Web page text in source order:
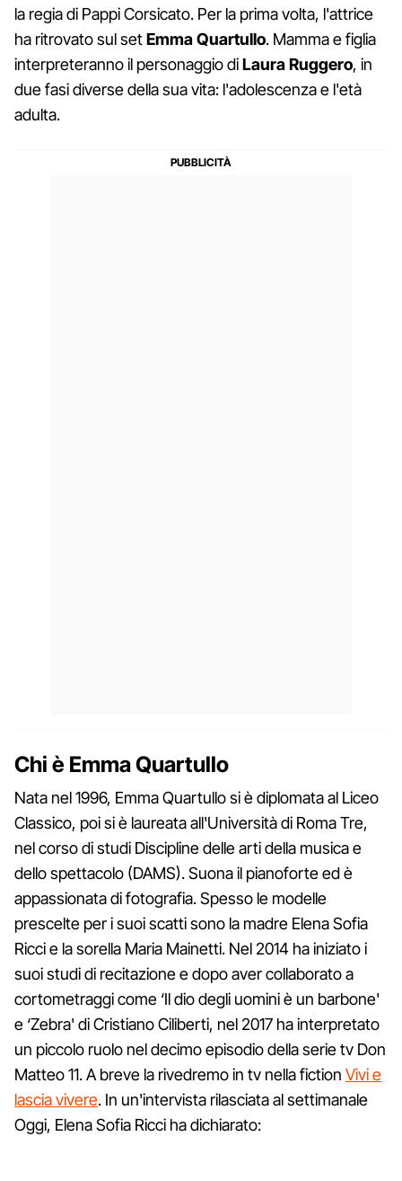
la regia di Pappi Corsicato. Per la prima volta, l'attrice
ha ritrovato sul setEmma Quartullo. Mamma e figlia
interpreteranno il personaggio diLaura Ruggero, in
due fasi diverse della sua vita: l'adolescenza e l'età
adulta.
Chi è Emma Quartullo
Nata nel 1996, Emma Quartullo si è diplomata al Liceo
Classico, poi si è laureata all'Università di Roma Tre,
nel corso di studi Discipline delle arti della musica e
dello spettacolo (DAMS). Suona il pianoforte ed è
appassionata di fotografia. Spesso le modelle
prescelte per i suoi scatti sono la madre Elena Sofia
Ricci e la sorella Maria Mainetti. Nel 2014 ha iniziato i
suoi studi di recitazione e dopo aver collaborato a
cortometraggi come ‘Il dio degli uomini è un barbone'
e ‘Zebra' di Cristiano Ciliberti, nel 2017 ha interpretato
un piccolo ruolo nel decimo episodio della serie tv Don
Matteo 11. A breve la rivedremo in tv nella fiction Vivi e
lascia vivere. In un'intervista rilasciata al settimanale
Oggi, Elena Sofia Ricci ha dichiarato: